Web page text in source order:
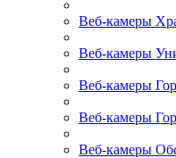
Веб-камеры
Веб-камеры
Веб-камеры
Веб-камеры
Веб-камеры